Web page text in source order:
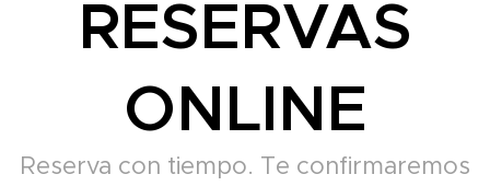
RESERVAS
ONLINE
Reserva con tiempo. Te confirmaremos